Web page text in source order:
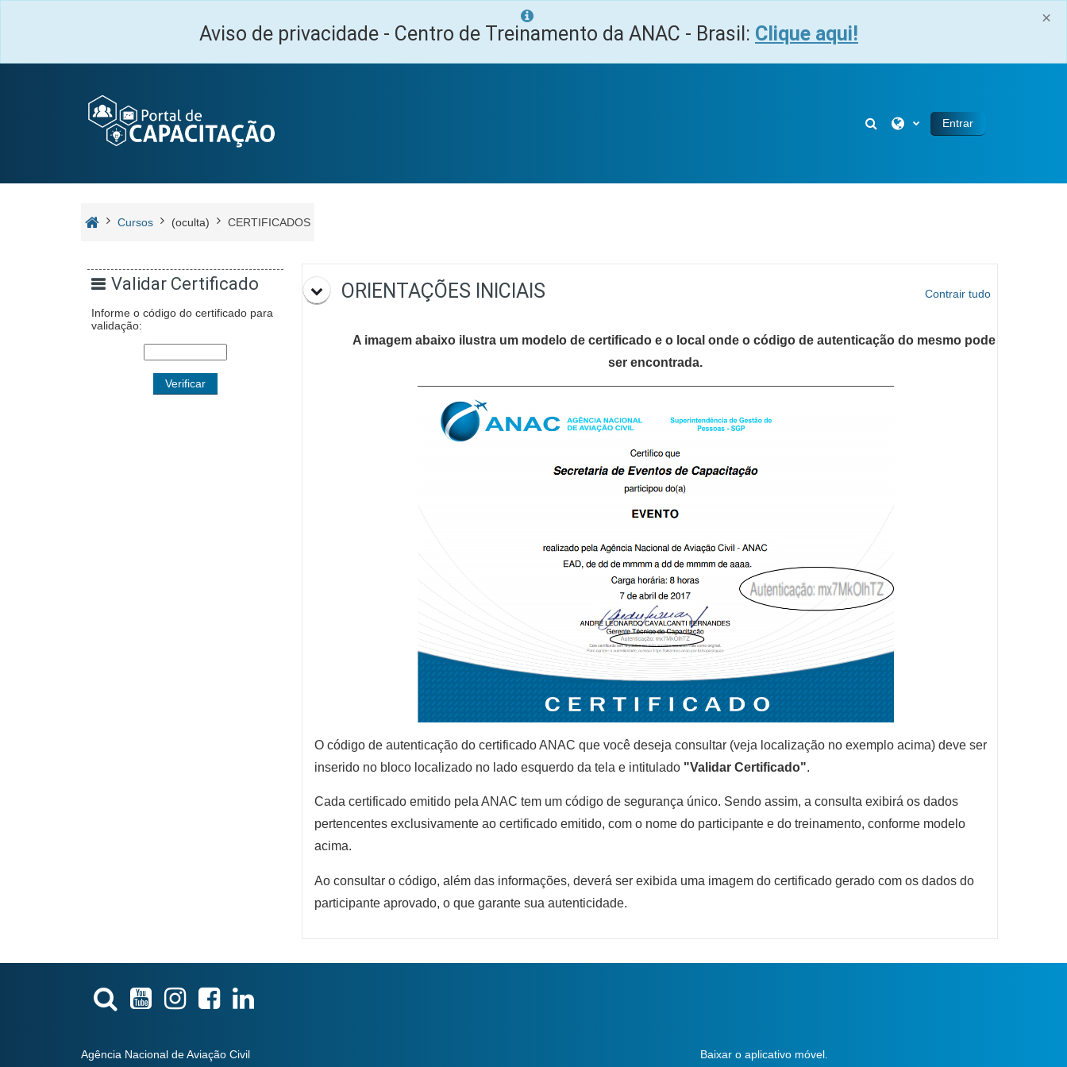
×
Aviso de privacidade - Centro de Treinamento da ANAC - Brasil: Clique aqui!
Alternar entrada de pesquisa
Entrar
Cursos (oculta) CERTIFICADOS
Programação
ORIENTAÇÕES INICIAIS Contrair tudo
A imagem abaixo ilustra um modelo de certificado e o local onde o código de autenticação do mesmo pode
ser encontrada.
O código de autenticação do certificado ANAC que você deseja consultar (veja localização no exemplo acima) deve ser
inserido no bloco localizado no lado esquerdo da tela e intitulado "Validar Certificado".
Cada certificado emitido pela ANAC tem um código de segurança único. Sendo assim, a consulta exibirá os dados
pertencentes exclusivamente ao certificado emitido, com o nome do participante e do treinamento, conforme modelo
acima.
Ao consultar o código, além das informações, deverá ser exibida uma imagem do certificado gerado com os dados do
participante aprovado, o que garante sua autenticidade.
Validar Certificado
Informe o código do certificado para
validação:
Agência Nacional de Aviação Civil Baixar o aplicativo móvel.